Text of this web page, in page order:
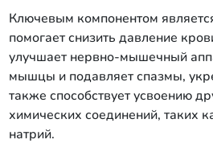
Ключевым компонентом
помогает снизить давление
улучшает нервно-мышечный
мышцы и подавляет спазмы,
также способствует усвоению
химических соединений, таких
натрий.